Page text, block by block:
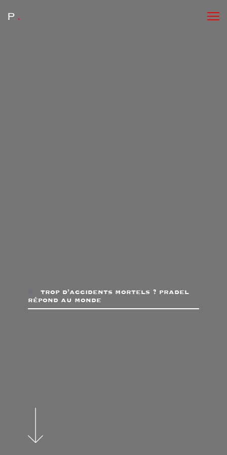
trop d’accidents mortels ? pradel
répond au monde